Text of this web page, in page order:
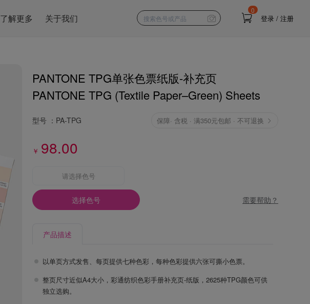
了解更多 关于我们
0
登录 / 注册
PANTONE TPG单张色票纸版-补充页
PANTONE TPG (Textile Paper–Green) Sheets
型号 ： PA-TPG 保障· 含税 · 满350元包邮 · 不可退换
￥ 98.00
请选择色号
选择色号 需要帮助？
产品描述
以单页方式发售、每页提供七种色彩，每种色彩提供六张可撕小色票。
整页尺寸近似A4大小，彩通纺织色彩手册补充页-纸版，2625种TPG颜色可供
独立选购。